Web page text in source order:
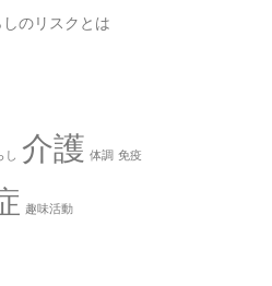
のリスクとは
し 介護 体調 免疫
趣味活動